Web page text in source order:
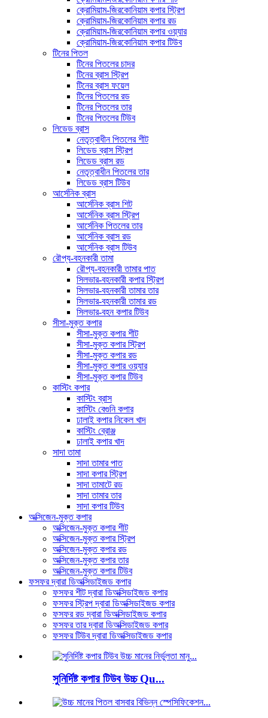
ক্রোমিয়াম-জিরকোনিয়াম কপার স্ট্রিপ
ক্রোমিয়াম-জিরকোনিয়াম কপার রড
ক্রোমিয়াম-জিরকোনিয়াম কপার ওয়্যার
ক্রোমিয়াম-জিরকোনিয়াম কপার টিউব
টিনের পিতল
টিনের পিতলের চাদর
টিনের ব্রাস স্ট্রিপ
টিনের ব্রাস ফয়েল
টিনের পিতলের রড
টিনের পিতলের তার
টিনের পিতলের টিউব
লিডেড ব্রাস
নেতৃত্বাধীন পিতলের শীট
লিডেড ব্রাস স্ট্রিপ
লিডেড ব্রাস রড
নেতৃত্বাধীন পিতলের তার
লিডেড ব্রাস টিউব
আর্সেনিক ব্রাস
আর্সেনিক ব্রাস শিট
আর্সেনিক ব্রাস স্ট্রিপ
আর্সেনিক পিতলের তার
আর্সেনিক ব্রাস রড
আর্সেনিক ব্রাস টিউব
রৌপ্য-বহনকারী তামা
রৌপ্য-বহনকারী তামার পাত
সিলভার-বহনকারী কপার স্ট্রিপ
সিলভার-বহনকারী তামার তার
সিলভার-বহনকারী তামার রড
সিলভার-বহন কপার টিউব
সীসা-মুক্ত কপার
সীসা-মুক্ত কপার শীট
সীসা-মুক্ত কপার স্ট্রিপ
সীসা-মুক্ত কপার রড
সীসা-মুক্ত কপার ওয়্যার
সীসা-মুক্ত কপার টিউব
কাস্টিং কপার
কাস্টিং ব্রাস
কাস্টিং বেগুনি কপার
ঢালাই কপার নিকেল খাদ
কাস্টিং ব্রোঞ্জ
ঢালাই কপার খাদ
সাদা তামা
সাদা তামার পাত
সাদা কপার স্ট্রিপ
সাদা তামাটে রড
সাদা তামার তার
সাদা কপার টিউব
অক্সিজেন-মুক্ত কপার
অক্সিজেন-মুক্ত কপার শীট
অক্সিজেন-মুক্ত কপার স্ট্রিপ
অক্সিজেন-মুক্ত কপার রড
অক্সিজেন-মুক্ত কপার তার
অক্সিজেন-মুক্ত কপার টিউব
ফসফর দ্বারা ডিঅক্সিডাইজড কপার
ফসফর শীট দ্বারা ডিঅক্সিডাইজড কপার
ফসফর স্ট্রিপ দ্বারা ডিঅক্সিডাইজড কপার
ফসফর রড দ্বারা ডিঅক্সিডাইজড কপার
ফসফর তার দ্বারা ডিঅক্সিডাইজড কপার
ফসফর টিউব দ্বারা ডিঅক্সিডাইজড কপার
সুনির্দিষ্ট কপার টিউব উচ্চ Qu...